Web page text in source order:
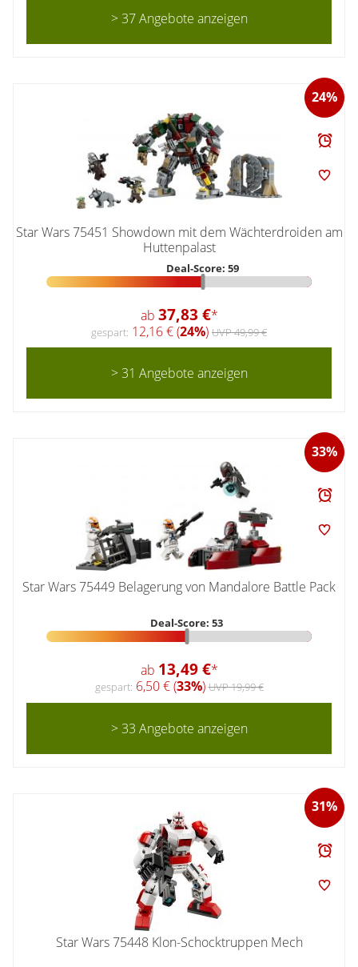
> 37 Angebote anzeigen
24%
Star Wars 75451 Showdown mit dem Wächterdroiden am
Huttenpalast
Deal-Score: 59
ab 37,83 €*
gespart: 12,16 € (24%) UVP 49,99 €
> 31 Angebote anzeigen
33%
Star Wars 75449 Belagerung von Mandalore Battle Pack
Deal-Score: 53
ab 13,49 €*
gespart: 6,50 € (33%)UVP 19,99 €
> 33 Angebote anzeigen
31%
Star Wars 75448 Klon-Schocktruppen Mech